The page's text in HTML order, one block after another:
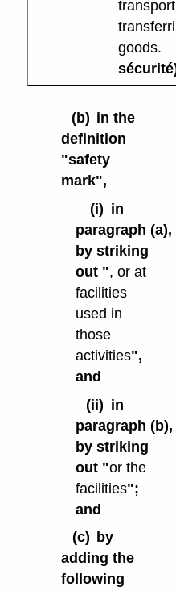
(b) in the
definition
"safety
mark",
(i) in
paragraph (a),
by striking
out ", or at
facilities
used in
those
activities",
and
(ii) in
paragraph (b),
by striking
out "or the
facilities";
and
(c) by
adding the
following